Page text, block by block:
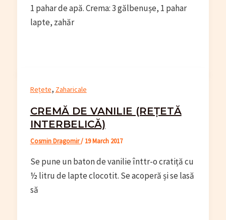
1 pahar de apă. Crema: 3 gălbenușe, 1 pahar
lapte, zahăr
Rețete, Zaharicale
CREMĂ DE VANILIE (REȚETĂ
INTERBELICĂ)
Cosmin Dragomir/ 19 March 2017
Se pune un baton de vanilie înttr-o cratiță cu
½ litru de lapte clocotit. Se acoperă și se lasă
să